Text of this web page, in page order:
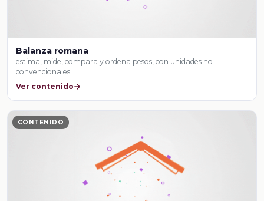
Balanza romana
estima, mide, compara y ordena pesos, con unidades no
convencionales.
Ver contenido
CONTENIDO